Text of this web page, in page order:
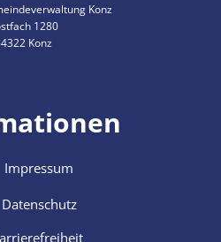
Konz
1280
Konz
Impressum
Datenschutz